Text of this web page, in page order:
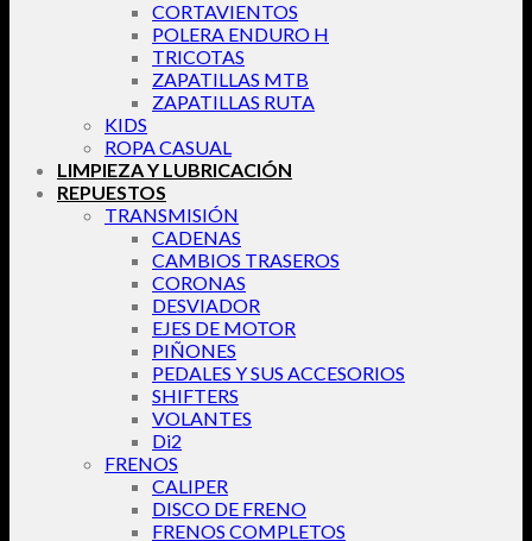
CORTAVIENTOS
POLERA ENDURO H
TRICOTAS
ZAPATILLAS MTB
ZAPATILLAS RUTA
KIDS
ROPA CASUAL
LIMPIEZA Y LUBRICACIÓN
REPUESTOS
TRANSMISIÓN
CADENAS
CAMBIOS TRASEROS
CORONAS
DESVIADOR
EJES DE MOTOR
PIÑONES
PEDALES Y SUS ACCESORIOS
SHIFTERS
VOLANTES
Di2
FRENOS
CALIPER
DISCO DE FRENO
FRENOS COMPLETOS